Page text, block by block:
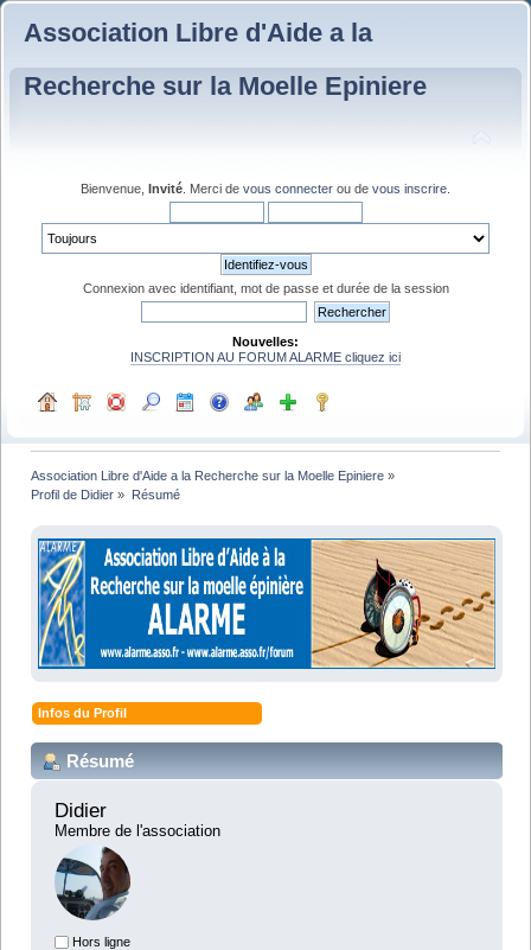
Association Libre d'Aide a la
Recherche sur la Moelle Epiniere
Bienvenue, Invité . Merci de vous connecter ou de vous inscrire
Connexion avec identifiant, mot de passe et durée de la session
Nouvelles:
INSCRIPTION AU FORUM ALARME cliquez ici
Association Libre d'Aide a la Recherche sur la Moelle Epiniere »
Profil de Didier » Résumé
Infos du Profil
Résumé
Didier
Membre de l'association
Hors ligne